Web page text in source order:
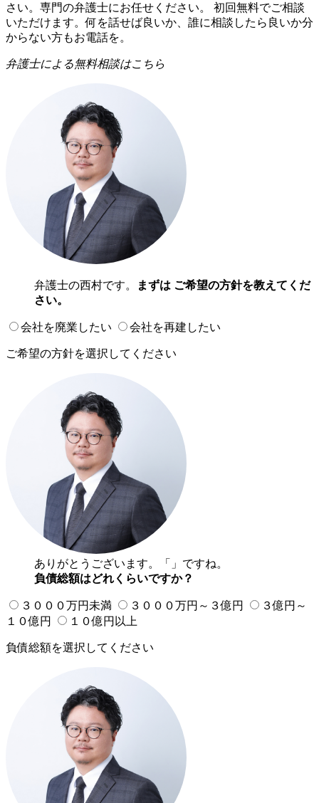
さい。専門の弁護士にお任せください。 初回無料でご相談
いただけます。何を話せば良いか、誰に相談したら良いか分
からない方もお電話を。
弁護士による無料相談はこちら
弁護士の西村です。
まずは ご希望の方針を教えてくだ
さい。
会社を廃業したい 会社を再建したい
ご希望の方針を選択してください
ありがとうございます。「
」ですね。
負債総額はどれくらいですか？
３０００万円未満 ３０００万円～３億円
３億円～
１０億円
１０億円以上
負債総額を選択してください